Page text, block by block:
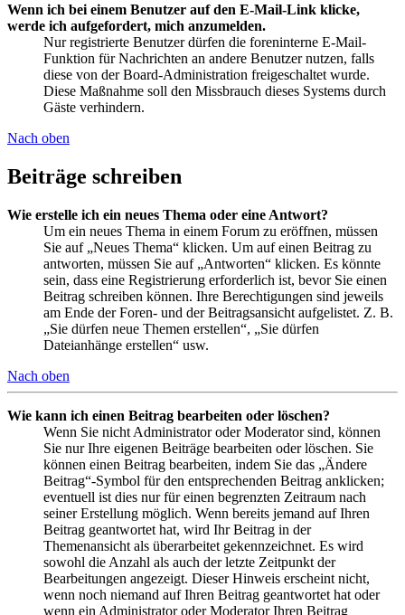
Wenn ich bei einem Benutzer auf den E-Mail-Link klicke,
werde ich aufgefordert, mich anzumelden.
Nur registrierte Benutzer dürfen die foreninterne E-Mail-
Funktion für Nachrichten an andere Benutzer nutzen, falls
diese von der Board-Administration freigeschaltet wurde.
Diese Maßnahme soll den Missbrauch dieses Systems durch
Gäste verhindern.
Nach oben
Beiträge schreiben
Wie erstelle ich ein neues Thema oder eine Antwort?
Um ein neues Thema in einem Forum zu eröffnen, müssen
Sie auf „Neues Thema“ klicken. Um auf einen Beitrag zu
antworten, müssen Sie auf „Antworten“ klicken. Es könnte
sein, dass eine Registrierung erforderlich ist, bevor Sie einen
Beitrag schreiben können. Ihre Berechtigungen sind jeweils
am Ende der Foren- und der Beitragsansicht aufgelistet. Z. B.
„Sie dürfen neue Themen erstellen“, „Sie dürfen
Dateianhänge erstellen“ usw.
Nach oben
Wie kann ich einen Beitrag bearbeiten oder löschen?
Wenn Sie nicht Administrator oder Moderator sind, können
Sie nur Ihre eigenen Beiträge bearbeiten oder löschen. Sie
können einen Beitrag bearbeiten, indem Sie das „Ändere
Beitrag“-Symbol für den entsprechenden Beitrag anklicken;
eventuell ist dies nur für einen begrenzten Zeitraum nach
seiner Erstellung möglich. Wenn bereits jemand auf Ihren
Beitrag geantwortet hat, wird Ihr Beitrag in der
Themenansicht als überarbeitet gekennzeichnet. Es wird
sowohl die Anzahl als auch der letzte Zeitpunkt der
Bearbeitungen angezeigt. Dieser Hinweis erscheint nicht,
wenn noch niemand auf Ihren Beitrag geantwortet hat oder
wenn ein Administrator oder Moderator Ihren Beitrag